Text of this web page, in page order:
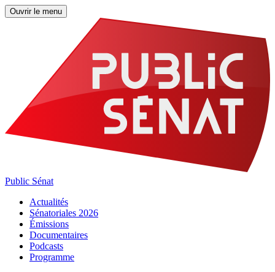
Ouvrir le menu
Public Sénat
Actualités
Sénatoriales 2026
Émissions
Documentaires
Podcasts
Programme